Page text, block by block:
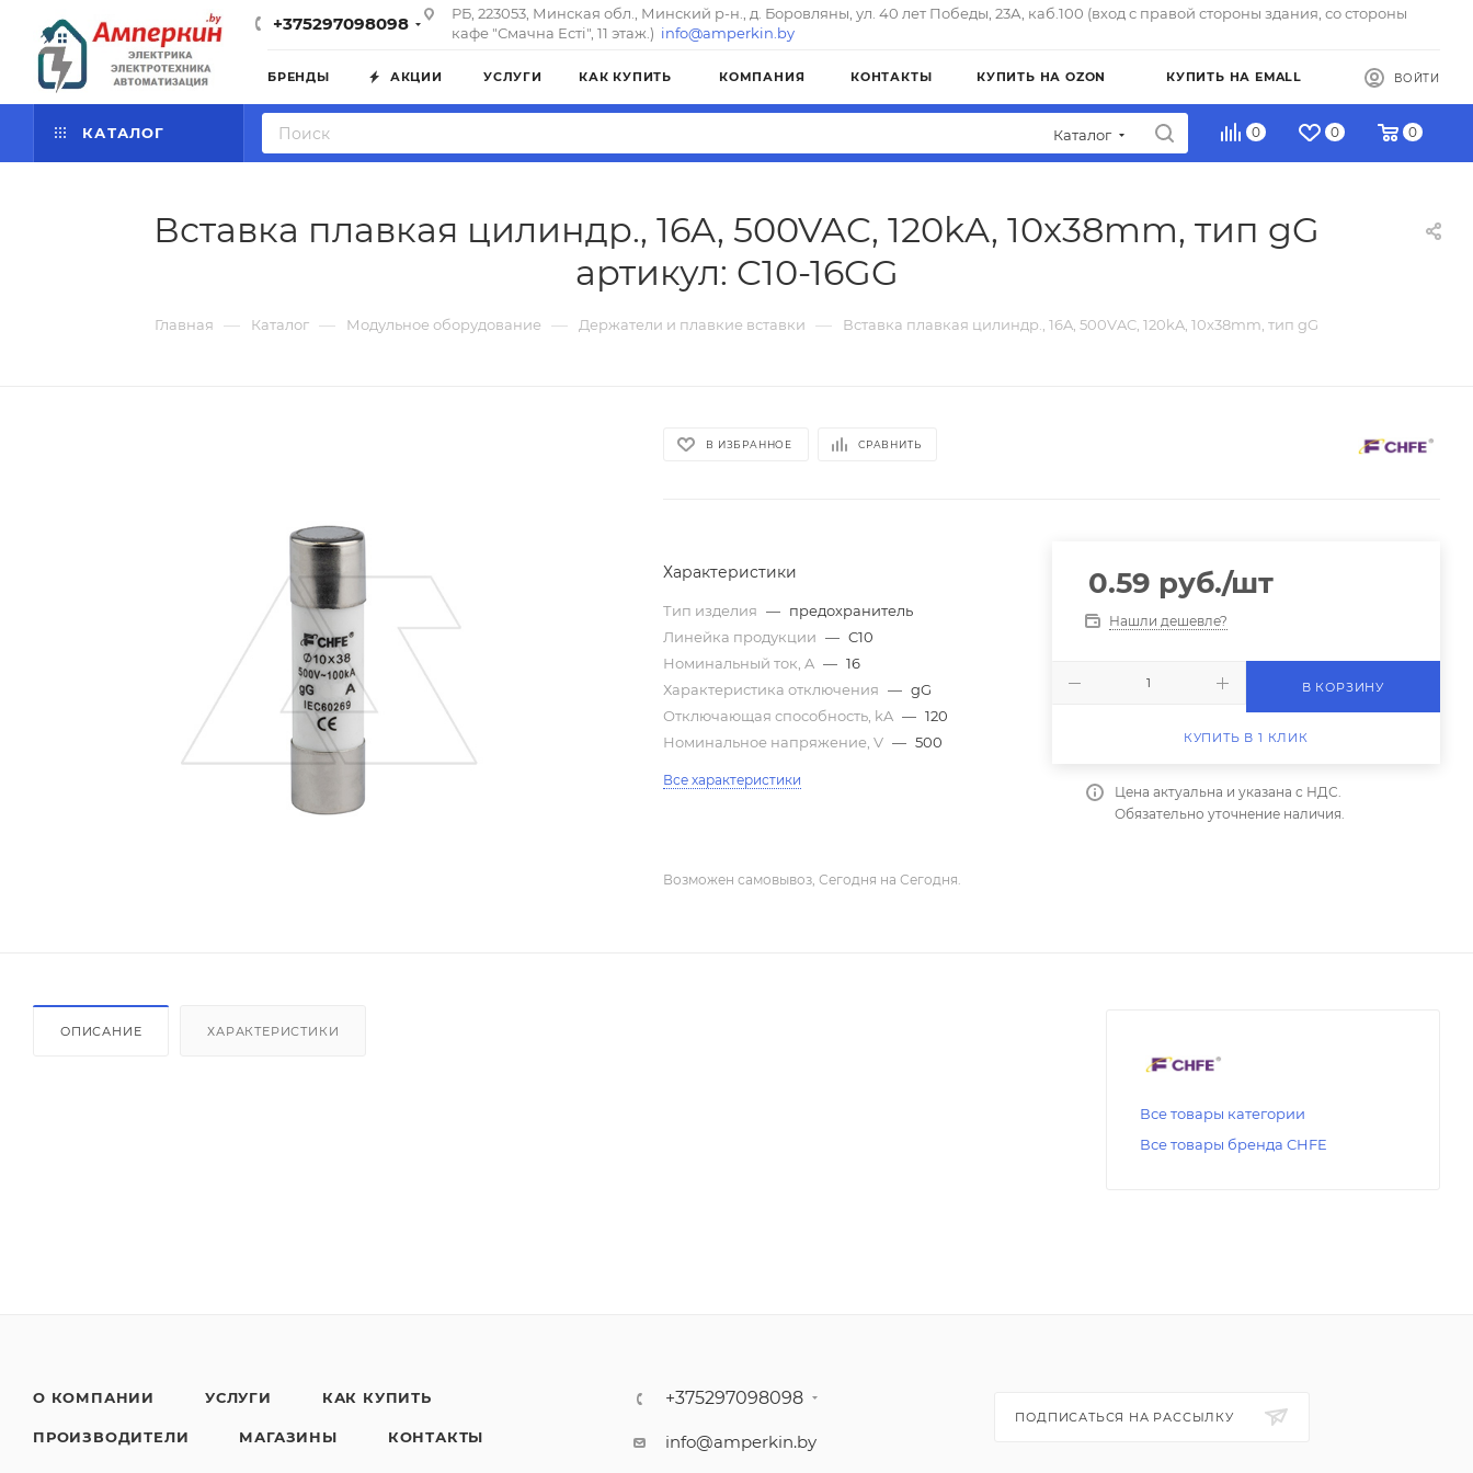
+375297098098
РБ, 223053, Минская обл., Минский р-н., д. Боровляны, ул. 40 лет Победы, 23А, каб.100 (вход с правой стороны здания, со стороны
кафе "Смачна Естi", 11 этаж.) info@amperkin.by
БРЕНДЫ АКЦИИ УСЛУГИ КАК КУПИТЬ КОМПАНИЯ КОНТАКТЫ КУПИТЬ НА OZON КУПИТЬ НА EMALL ВОЙТИ
КАТАЛОГ Каталог 0 0 0
Вставка плавкая цилиндр., 16A, 500VAC, 120kA, 10x38mm, тип gG
артикул: C10-16GG
Главная — Каталог — Модульное оборудование — Держатели и плавкие вставки — Вставка плавкая цилиндр., 16A, 500VAC, 120kA, 10x38mm, тип gG
В ИЗБРАННОЕ СРАВНИТЬ
Характеристики
Тип изделия — предохранитель
Линейка продукции — C10
Номинальный ток, A — 16
Характеристика отключения — gG
Отключающая способность, kA — 120
Номинальное напряжение, V — 500
Все характеристики
0.59 руб./шт
Нашли дешевле?
В КОРЗИНУ
КУПИТЬ В 1 КЛИК
Цена актуальна и указана с НДС.
Обязательно уточнение наличия.
Возможен самовывоз, Сегодня на Сегодня.
ОПИСАНИЕ ХАРАКТЕРИСТИКИ
Все товары категории
Все товары бренда CHFE
О КОМПАНИИ УСЛУГИ КАК КУПИТЬ
ПРОИЗВОДИТЕЛИ МАГАЗИНЫ КОНТАКТЫ
+375297098098
info@amperkin.by
ПОДПИСАТЬСЯ НА РАССЫЛКУ